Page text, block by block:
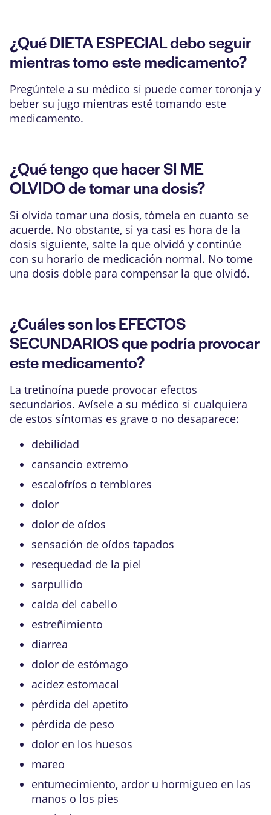
¿Qué DIETA ESPECIAL debo seguir
mientras tomo este medicamento?
Pregúntele a su médico si puede comer toronja y
beber su jugo mientras esté tomando este
medicamento.
¿Qué tengo que hacer SI ME
OLVIDO de tomar una dosis?
Si olvida tomar una dosis, tómela en cuanto se
acuerde. No obstante, si ya casi es hora de la
dosis siguiente, salte la que olvidó y continúe
con su horario de medicación normal. No tome
una dosis doble para compensar la que olvidó.
¿Cuáles son los EFECTOS
SECUNDARIOS que podría provocar
este medicamento?
La tretinoína puede provocar efectos
secundarios. Avísele a su médico si cualquiera
de estos síntomas es grave o no desaparece:
debilidad
cansancio extremo
escalofríos o temblores
dolor
dolor de oídos
sensación de oídos tapados
resequedad de la piel
sarpullido
caída del cabello
estreñimiento
diarrea
dolor de estómago
acidez estomacal
pérdida del apetito
pérdida de peso
dolor en los huesos
mareo
entumecimiento, ardor u hormigueo en las
manos o los pies